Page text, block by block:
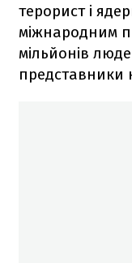
терорист і
міжнародним
мільйонів
представники